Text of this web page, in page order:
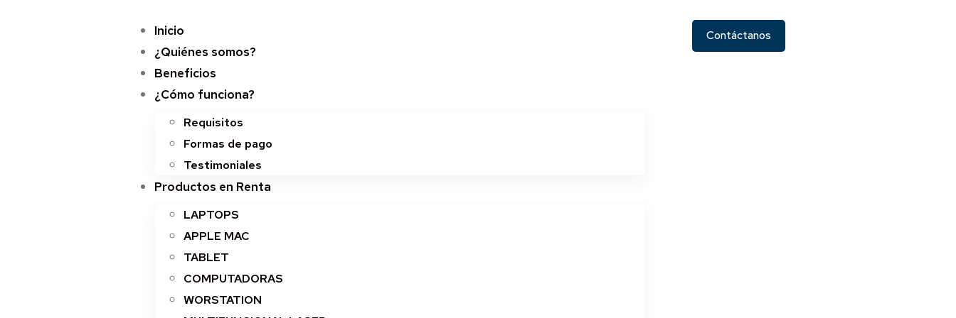
Inicio
¿Quiénes somos?
Beneficios
¿Cómo funciona?
Requisitos
Formas de pago
Testimoniales
Productos en Renta
LAPTOPS
APPLE MAC
TABLET
COMPUTADORAS
WORSTATION
Contáctanos